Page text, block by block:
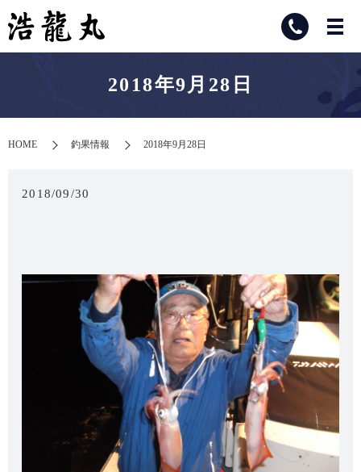
2018年9月28日
HOME 釣果情報 2018年9月28日
2018/09/30